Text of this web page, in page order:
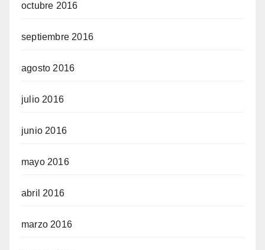
octubre 2016
septiembre 2016
agosto 2016
julio 2016
junio 2016
mayo 2016
abril 2016
marzo 2016